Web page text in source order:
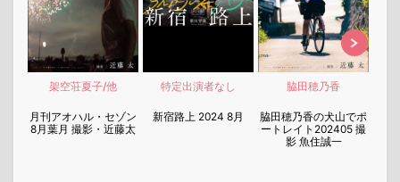
架空荘夏子/他
月刊アオハル・セゾン
8月葉月 撮影・近藤太
特定出演者なし
新宿路上 2024 8月
脇田穂乃香
脇田穂乃香の犬山でポ
ートレイト202405 撮
影 魚住誠一